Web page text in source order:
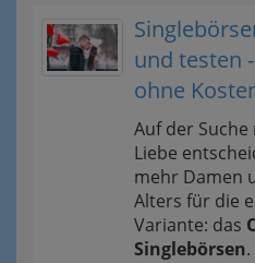
und testen
ohne
Auf der
Liebe
mehr Damen
Alters für die
Variante: das
Singlebörsen.